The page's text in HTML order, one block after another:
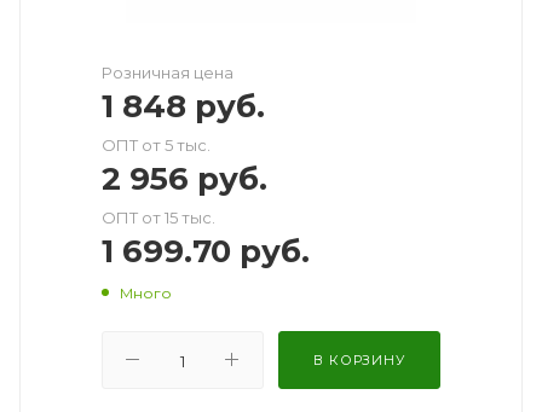
Розничная цена
1 848 руб.
ОПТ от 5 тыс.
2 956 руб.
ОПТ от 15 тыс.
1 699.70 руб.
Много
В КОРЗИНУ